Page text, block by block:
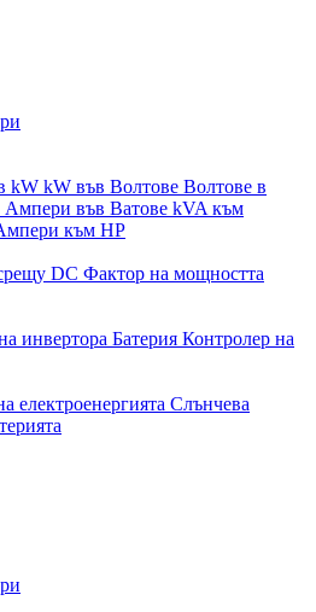
kW kW във Волтове Волтове в
Ампери във Ватове kVA към
към HP
DC Фактор на мощността
инвертора Батерия Контролер на
електроенергията Слънчева